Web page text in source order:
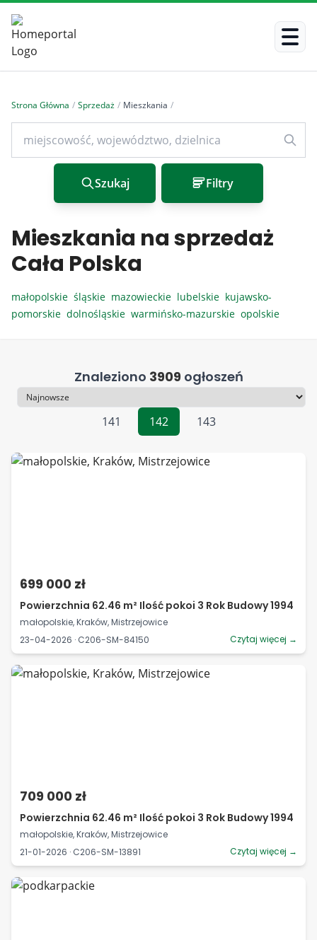
Strona Główna / Sprzedaż / Mieszkania /
Szukaj Filtry
Mieszkania na sprzedaż
Cała Polska
małopolskie śląskie mazowieckie lubelskie kujawsko-
pomorskie dolnośląskie warmińsko-mazurskie opolskie
Znaleziono 3909 ogłoszeń
Sortowanie
141
142 143
699 000 zł
Powierzchnia 62.46 m² Ilość pokoi 3 Rok Budowy 1994
małopolskie, Kraków, Mistrzejowice
23-04-2026 · C206-SM-84150
Czytaj więcej →
709 000 zł
Powierzchnia 62.46 m² Ilość pokoi 3 Rok Budowy 1994
małopolskie, Kraków, Mistrzejowice
21-01-2026 · C206-SM-13891
Czytaj więcej →